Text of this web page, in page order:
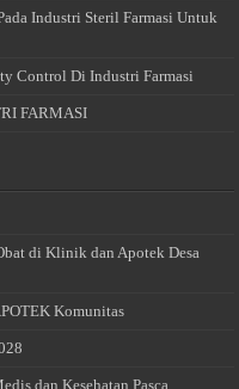
Industri Steril Farmasi Untuk
Control Di Industri Farmasi
FARMASI
di Klinik dan Apotek Desa
Komunitas
dan Kesehatan Pasca